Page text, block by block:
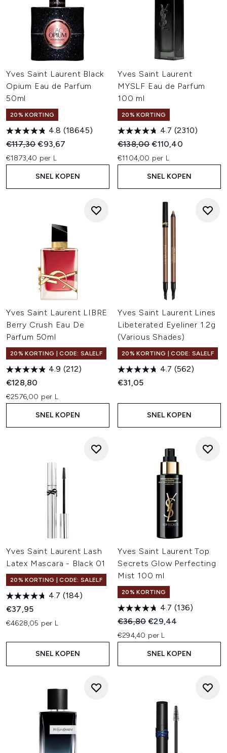
Yves Saint Laurent Black
Opium Eau de Parfum
50ml
20% KORTING
4.8 (18645)
Recommended Retail Price:
€117,30Huidige prijs:
€93,67
€1873,40 per L
SNEL KOPEN
Yves Saint Laurent
MYSLF Eau de Parfum
100 ml
20% KORTING
4.7 (2310)
Recommended Retail Price:
€138,00Huidige prijs:
€110,40
€1104,00 per L
SNEL KOPEN
Yves Saint Laurent LIBRE
Berry Crush Eau De
Parfum 50ml
20% KORTING | CODE: SALELF
4.9 (212)
€128,80
€2576,00 per L
SNEL KOPEN
Yves Saint Laurent Lines
Libeterated Eyeliner 1.2g
(Various Shades)
20% KORTING | CODE: SALELF
4.7 (562)
€31,05
SNEL KOPEN
Yves Saint Laurent Lash
Latex Mascara - Black 01
20% KORTING | CODE: SALELF
4.7 (184)
€37,95
€4628,05 per L
SNEL KOPEN
Yves Saint Laurent Top
Secrets Glow Perfecting
Mist 100 ml
20% KORTING
4.7 (136)
Recommended Retail Price:
€36,80Huidige prijs:
€29,44
€294,40 per L
SNEL KOPEN